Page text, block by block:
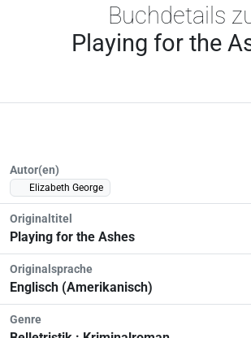
Buchdetails
Playing for the
Autor(en)
Elizabeth George
Originaltitel
Playing for the Ashes
Originalsprache
Englisch (Amerikanisch)
Genre